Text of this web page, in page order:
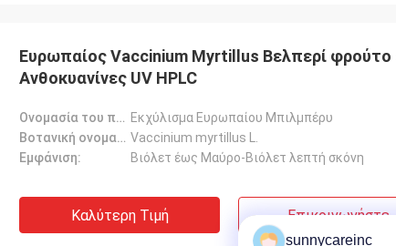
Ευρωπαίος Vaccinium Myrtillus Βελπερί φρούτο
Ανθοκυανίνες UV HPLC
Ονομασία του προϊόντος: Εκχύλισμα Ευρωπαίου Μπιλμπέρυ
Βοτανική ονομασία: Vaccinium myrtillus L.
Εμφάνιση:
Βιόλετ έως Μαύρο-Βιόλετ λεπτή σκόνη
Καλύτερη Τιμή Επικοινωνήστε
sunnycareinc